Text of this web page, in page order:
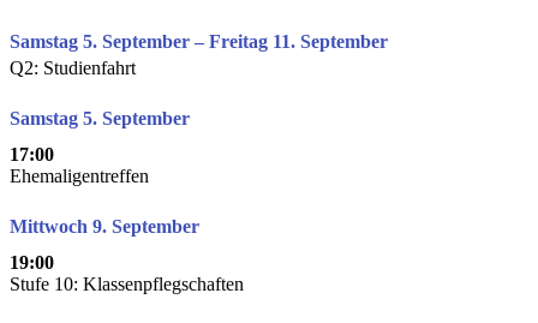
Samstag 5. September – Freitag 11. September
Q2: Studienfahrt
Samstag 5. September
17:00
Ehemaligentreffen
Mittwoch 9. September
19:00
Stufe 10: Klassenpflegschaften